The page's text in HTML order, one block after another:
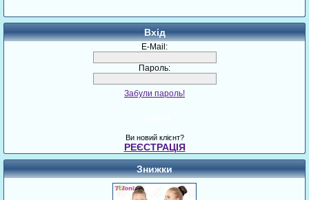
Вхід
E-Mail:
Пароль:
Забули пароль!
Ви новий клієнт?
РЕЄСТРАЦІЯ
Знижки